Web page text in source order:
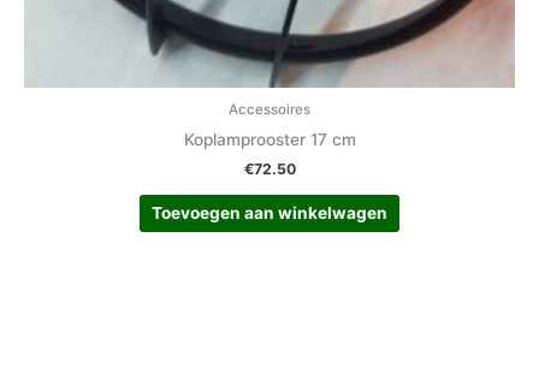
Accessoires
Koplamprooster 17 cm
€72.50
Toevoegen aan winkelwagen